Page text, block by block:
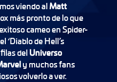
viendo alMatt
más pronto de lo que
cameo en Spider-
‘Diablo de Hell’s
del Universo
y muchos fans
volverlo a ver.